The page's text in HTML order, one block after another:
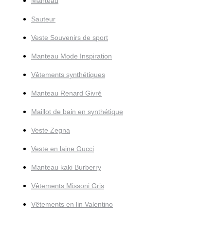
Sauteur
Veste Souvenirs de sport
Manteau Mode Inspiration
Vêtements synthétiques
Manteau Renard Givré
Maillot de bain en synthétique
Veste Zegna
Veste en laine Gucci
Manteau kaki Burberry
Vêtements Missoni Gris
Vêtements en lin Valentino